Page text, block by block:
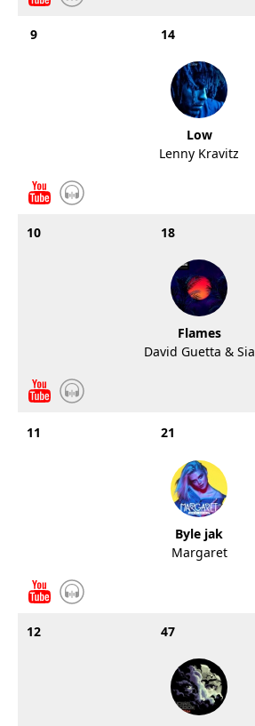
9 14
Low
Lenny Kravitz
10 18
Flames
David Guetta & Sia
11 21
Byle jak
Margaret
12 47